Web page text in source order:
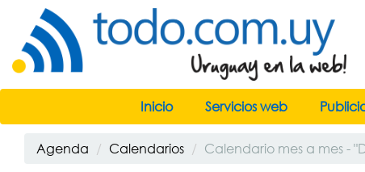
Inicio Servicios web
Agenda Calendarios Calendario mes a mes -